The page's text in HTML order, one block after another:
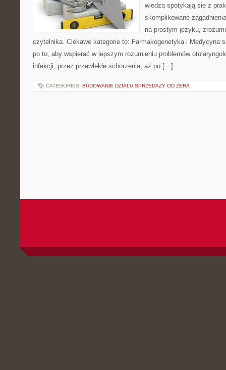
wiedza spotykają się z
skomplikowane
na prostym języku,
czytelnika. Ciekawe kategorie to: Farmakogenetyka i Medycyna
po to, aby wspierać w lepszym rozumieniu problemów
infekcji, przez przewlekłe schorzenia, aż po […]
CATEGORIES: BUDOWANIE DZIAŁU SPRZEDAŻY OD ZERA